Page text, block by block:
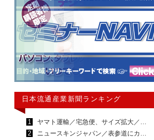
日本流通産業新聞ランキング
1
ヤマト運輸／宅急便、サイズ拡大／…
2
ニュースキンジャパン／表参道にカ…